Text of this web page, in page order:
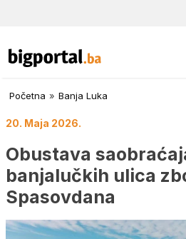
Početna » Banja Luka
20. Maja 2026.
Obustava
banjalučkih ulica
Spasovdana